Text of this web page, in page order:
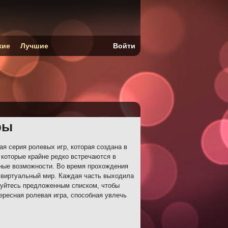
серия ролевых игр, которая создана в
крайне редко встречаются в
возможности. Во время прохождения
мир. Каждая часть выходила
предложенным списком, чтобы
ролевая игра, способная увлечь
Лучшие Войти